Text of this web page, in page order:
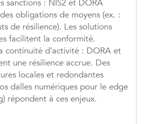
sanctions : NIS2 et DORA
obligations de moyens (ex. :
de résilience). Les solutions
facilitent la conformité.
continuité d’activité : DORA et
une résilience accrue. Des
locales et redondantes
dalles numériques pour le edge
répondent à ces enjeux.